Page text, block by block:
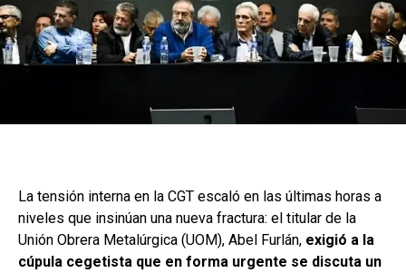
La tensión interna en la CGT escaló en las últimas horas a
niveles que insinúan una nueva fractura: el titular de la
Unión Obrera Metalúrgica (UOM), Abel Furlán, exigió a la
cúpula cegetista que en forma urgente se discuta un